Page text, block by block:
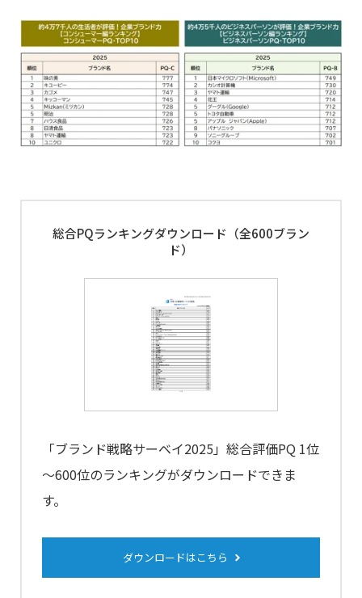
総合PQランキングダウンロード（全600ブラン
ド）
「ブランド戦略サーベイ2025」 総合評価PQ 1位
～600位のランキングがダウンロードできま
す。
ダウンロードはこちら